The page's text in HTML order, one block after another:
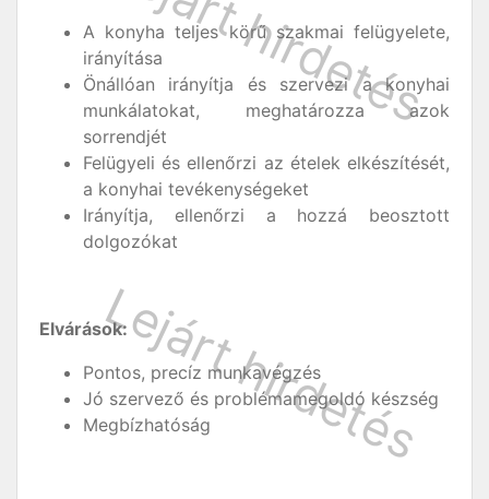
A konyha teljes körű szakmai felügyelete,
irányítása
Önállóan irányítja és szervezi a konyhai
munkálatokat, meghatározza azok
sorrendjét
Felügyeli és ellenőrzi az ételek elkészítését,
a konyhai tevékenységeket
Irányítja, ellenőrzi a hozzá beosztott
dolgozókat
Elvárások:
Pontos, precíz munkavégzés
Jó szervező és problémamegoldó készség
Megbízhatóság